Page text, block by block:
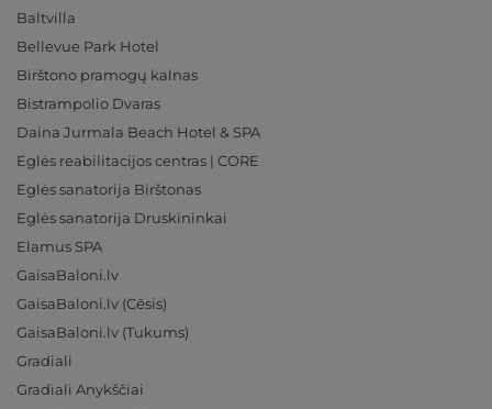
Baltvilla
Bellevue Park Hotel
Birštono pramogų kalnas
Bistrampolio Dvaras
Daina Jurmala Beach Hotel & SPA
Eglės reabilitacijos centras | CORE
Eglės sanatorija Birštonas
Eglės sanatorija Druskininkai
Elamus SPA
GaisaBaloni.lv
GaisaBaloni.lv (Cēsis)
GaisaBaloni.lv (Tukums)
Gradiali
Gradiali Anykščiai